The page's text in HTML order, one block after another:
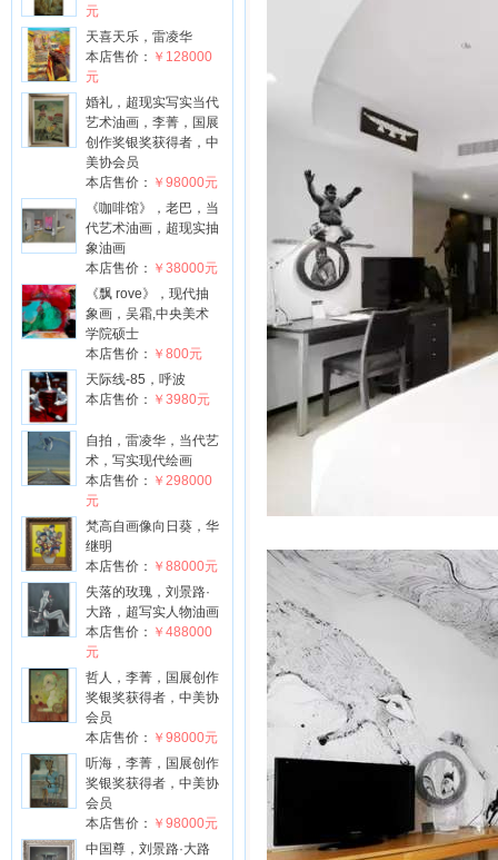
元
天喜天乐，雷凌华
本店售价： ￥128000
元
婚礼，超现实写实当代
艺术油画，李菁，国展
创作奖银奖获得者，中
美协会员
本店售价： ￥98000元
《咖啡馆》，老巴，当
代艺术油画，超现实抽
象油画
本店售价： ￥38000元
《飘 rove》，现代抽
象画，吴霜,中央美术
学院硕士
本店售价： ￥800元
天际线-85，呼波
本店售价： ￥3980元
自拍，雷凌华，当代艺
术，写实现代绘画
本店售价： ￥298000
元
梵高自画像向日葵，华
继明
本店售价： ￥88000元
失落的玫瑰，刘景路·
大路，超写实人物油画
本店售价： ￥488000
元
哲人，李菁，国展创作
奖银奖获得者，中美协
会员
本店售价： ￥98000元
听海，李菁，国展创作
奖银奖获得者，中美协
会员
本店售价： ￥98000元
中国尊，刘景路·大路